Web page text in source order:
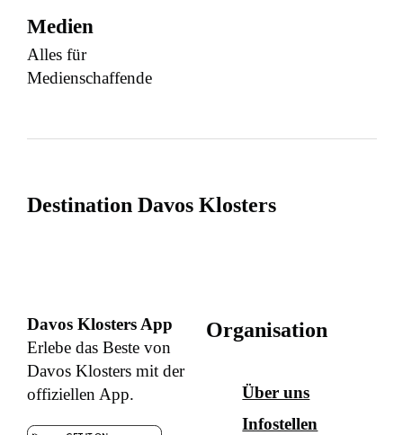
Medien
Alles für
Medienschaffende
Destination Davos Klosters
Davos Klosters App
Erlebe das Beste von
Davos Klosters mit der
offiziellen App.
Organisation
Über uns
Infostellen